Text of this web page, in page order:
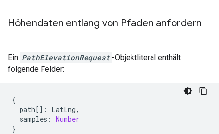
Höhendaten entlang von Pfaden anfordern
Ein PathElevationRequest -Objektliteral enthält
folgende Felder:
{
path[] : LatLng,
samples : Number
}